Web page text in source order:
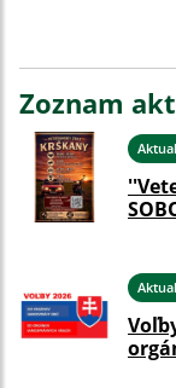
Zoznam